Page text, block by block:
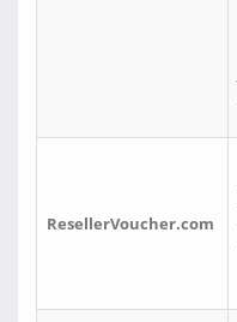
ResellerVoucher.com